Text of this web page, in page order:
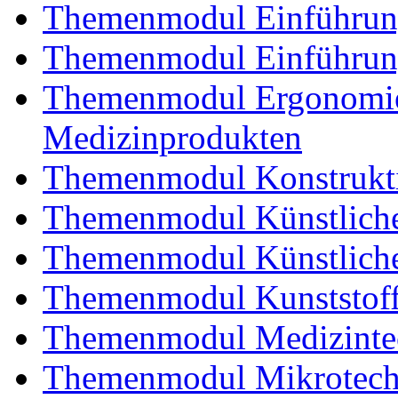
Themenmodul
Themenmodul
Themenmodul
Medizinprodukten
Themenmodul
Themenmodul
Themenmodul
Themenmodul
Themenmodul
Themenmodul